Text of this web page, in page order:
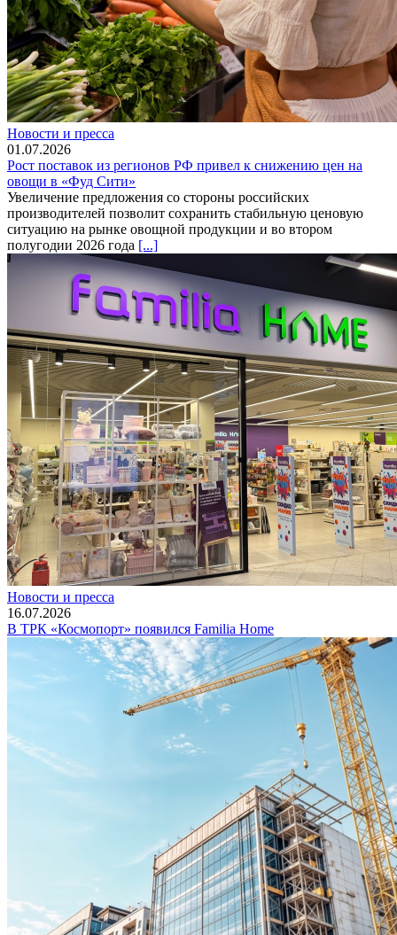
Новости и пресса
01.07.2026
Рост поставок из регионов РФ привел к снижению цен на
овощи в «Фуд Сити»
Увеличение предложения со стороны российских
производителей позволит сохранить стабильную ценовую
ситуацию на рынке овощной продукции и во втором
полугодии 2026 года [...]
Новости и пресса
16.07.2026
В ТРК «Космопорт» появился Familia Home